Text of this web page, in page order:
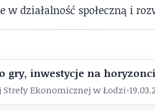
działalność społeczną i
gry, inwestycje na
Ekonomicznej w Łodzi•